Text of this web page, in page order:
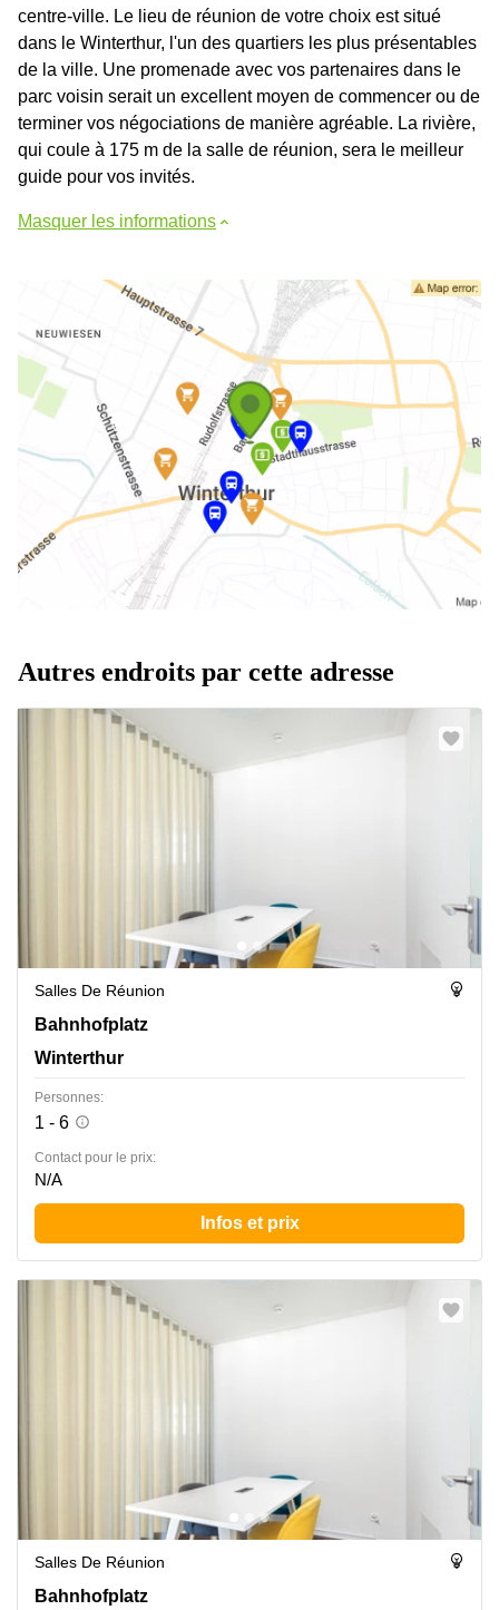
centre-ville. Le lieu de réunion de votre choix est situé
dans le Winterthur, l'un des quartiers les plus présentables
de la ville. Une promenade avec vos partenaires dans le
parc voisin serait un excellent moyen de commencer ou de
terminer vos négociations de manière agréable. La rivière,
qui coule à 175 m de la salle de réunion, sera le meilleur
guide pour vos invités.
Masquer les informations
Autres endroits par cette adresse
Salles De Réunion
Bahnhofplatz 8, Winterthur
Bahnhofplatz
Winterthur
Personnes:
1 - 6
Contact pour le prix:
N/A
Infos et prix
Salles De Réunion
Bahnhofplatz 8, Winterthur
Bahnhofplatz